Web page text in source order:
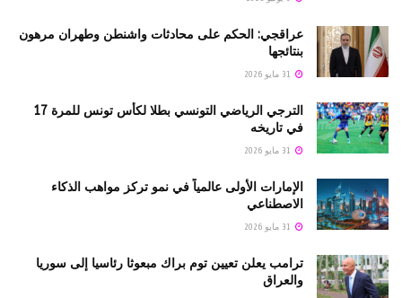
عراقجي: الحكم على محادثات واشنطن وطهران مرهون
بنتائجها
الترجي الرياضي التونسي بطلا لكأس تونس للمرة 17
في تاريخه
الإمارات الأولى عالمياً في نمو تركز مواهب الذكاء
الاصطناعي
ترامب يعلن تعيين توم براك مبعوثا رئاسيا إلى سوريا
والعراق